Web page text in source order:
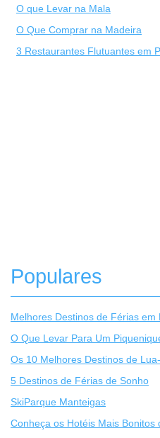
O que Levar na Mala
O Que Comprar na Madeira
3 Restaurantes Flutuantes em
Populares
Melhores Destinos de Férias em
O Que Levar Para Um
Os 10 Melhores Destinos de
5 Destinos de Férias de Sonho
SkiParque Manteigas
Conheça os Hotéis Mais Bonitos